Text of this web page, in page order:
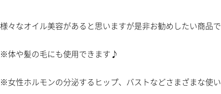
様々なオイル美容があると思いますが是非お勧めしたい商品で
※体や髪の毛にも使用できます♪
※女性ホルモンの分泌するヒップ、バストなどさまざまな使